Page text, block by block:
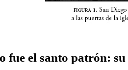
fue el santo patrón: